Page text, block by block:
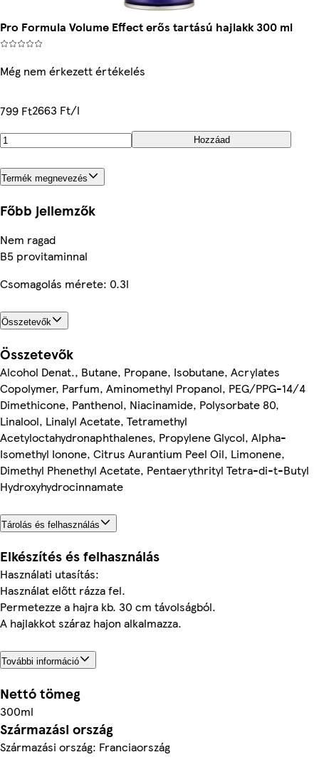
Pro Formula Volume Effect erős tartású hajlakk 300 ml
Még nem érkezett értékelés
799 Ft2663 Ft/l
Hozzáad
Termék megnevezés
Főbb jellemzők
Nem ragad
B5 provitaminnal
Csomagolás mérete: 0.3l
Összetevők
Összetevők
Alcohol Denat., Butane, Propane, Isobutane, Acrylates
Copolymer, Parfum, Aminomethyl Propanol, PEG/PPG-14/4
Dimethicone, Panthenol, Niacinamide, Polysorbate 80,
Linalool, Linalyl Acetate, Tetramethyl
Acetyloctahydronaphthalenes, Propylene Glycol, Alpha-
Isomethyl Ionone, Citrus Aurantium Peel Oil, Limonene,
Dimethyl Phenethyl Acetate, Pentaerythrityl Tetra-di-t-Butyl
Hydroxyhydrocinnamate
Tárolás és felhasználás
Elkészítés és felhasználás
Használati utasítás:
Használat előtt rázza fel.
Permetezze a hajra kb. 30 cm távolságból.
A hajlakkot száraz hajon alkalmazza.
További információ
Nettó tömeg
300ml
Származási ország
Származási ország: Franciaország